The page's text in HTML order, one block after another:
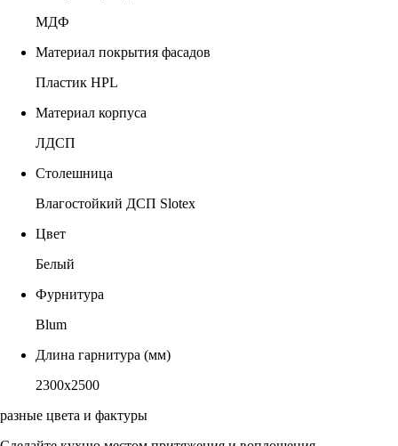
МДФ
Материал покрытия фасадов
Пластик HPL
Материал корпуса
ЛДСП
Столешница
Влагостойкий ДСП Slotex
Цвет
Белый
Фурнитура
Blum
Длина гарнитура (мм)
2300х2500
разные цвета и фактуры